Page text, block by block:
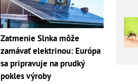
Zatmenie Slnka môže
zamávať elektrinou: Európa
sa pripravuje na prudký
pokles výroby